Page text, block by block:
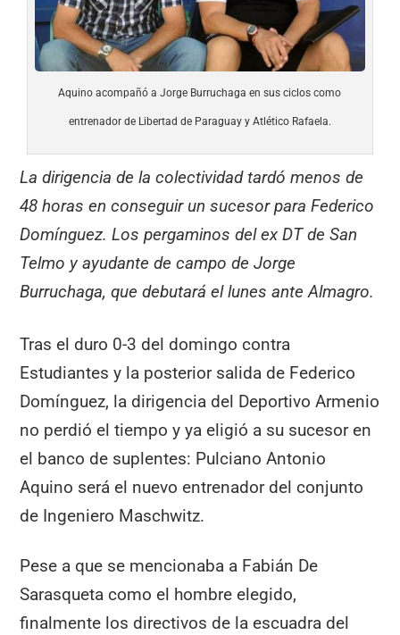
Aquino acompañó a Jorge Burruchaga en sus ciclos como
entrenador de Libertad de Paraguay y Atlético Rafaela.
La dirigencia de la colectividad tardó menos de
48 horas en conseguir un sucesor para Federico
Domínguez. Los pergaminos del ex DT de San
Telmo y ayudante de campo de Jorge
Burruchaga, que debutará el lunes ante Almagro.
Tras el duro 0-3 del domingo contra
Estudiantes y la posterior salida de Federico
Domínguez, la dirigencia del Deportivo Armenio
no perdió el tiempo y ya eligió a su sucesor en
el banco de suplentes: Pulciano Antonio
Aquino será el nuevo entrenador del conjunto
de Ingeniero Maschwitz.
Pese a que se mencionaba a Fabián De
Sarasqueta como el hombre elegido,
finalmente los directivos de la escuadra del